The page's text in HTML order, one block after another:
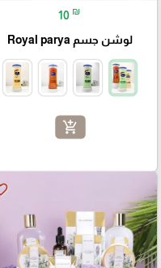
10 ₪
لوشن جسم Royal parya
add_shopping_cart